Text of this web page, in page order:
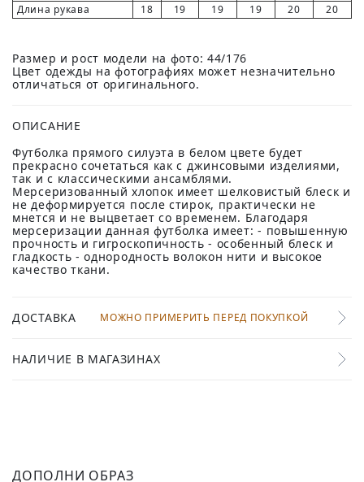
Длина рукава
18 19 19 19 20 20
Размер и рост модели на фото: 44/176
Цвет одежды на фотографиях может незначительно
отличаться от оригинального.
ОПИСАНИЕ
Футболка прямого силуэта в белом цвете будет
прекрасно сочетаться как с джинсовыми изделиями,
так и с классическими ансамблями.
Мерсеризованный хлопок имеет шелковистый блеск и
не деформируется после стирок, практически не
мнется и не выцветает со временем. Благодаря
мерсеризации данная футболка имеет: - повышенную
прочность и гигроскопичность - особенный блеск и
гладкость - однородность волокон нити и высокое
качество ткани.
ДОСТАВКА МОЖНО ПРИМЕРИТЬ ПЕРЕД ПОКУПКОЙ
НАЛИЧИЕ В МАГАЗИНАХ
ДОПОЛНИ ОБРАЗ